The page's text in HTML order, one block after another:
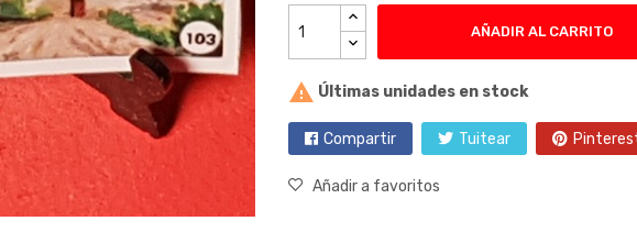
AÑADIR AL CARRITO
 Últimas unidades en stock
Compartir Tuitear
Añadir a favoritos